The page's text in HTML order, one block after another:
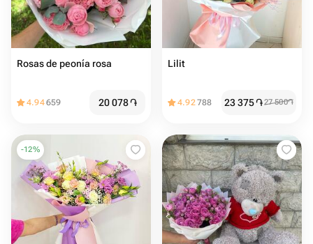
Rosas de peonía rosa
4.94659 20 078֏
Lilit
4.92788 23 375֏27 500֏
-12%